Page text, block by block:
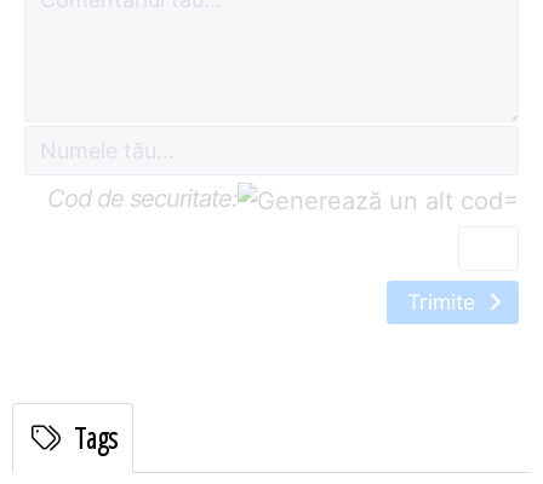
Cod de securitate: =
Trimite
Tags